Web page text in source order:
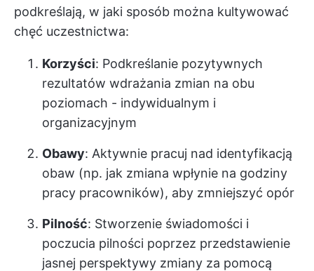
podkreślają, w jaki sposób można kultywować
chęć uczestnictwa:
Korzyści: Podkreślanie pozytywnych
rezultatów wdrażania zmian na obu
poziomach - indywidualnym i
organizacyjnym
Obawy: Aktywnie pracuj nad identyfikacją
obaw (np. jak zmiana wpłynie na godziny
pracy pracowników), aby zmniejszyć opór
Pilność: Stworzenie świadomości i
poczucia pilności poprzez przedstawienie
jasnej perspektywy zmiany za pomocą